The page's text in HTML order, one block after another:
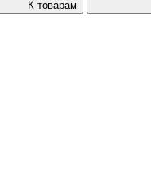
К товарам